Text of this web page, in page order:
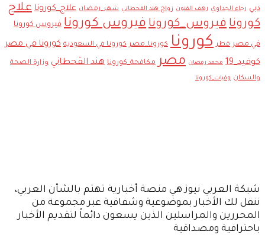
دبي رجاء الجداوي رهف القنون زواج هند القحطاني شهر_رمضان علاج_كورونا علاج
كورونافيروس_كورونافيروس كورونا فيروس كورونا
في مصر قطر كورونا كورونا_مصر كورونا في السعودية كورونا في مصر
كوفيد_19
محمد رمضان مصر مكافحة_كورونا هند القحطاني وزارة الصحة
والسكان وفيات_كورونا
شبكة العربي نيوز هي منصة أخبارية تهتم بالشأن العربي،
ننقل لك الأخبار بموضوعية وشفافية عبر مجموعة من
المحررين والمراسلين الذين يسعون دائماً لتقديم الأخبار
باحترافية ومصداقية